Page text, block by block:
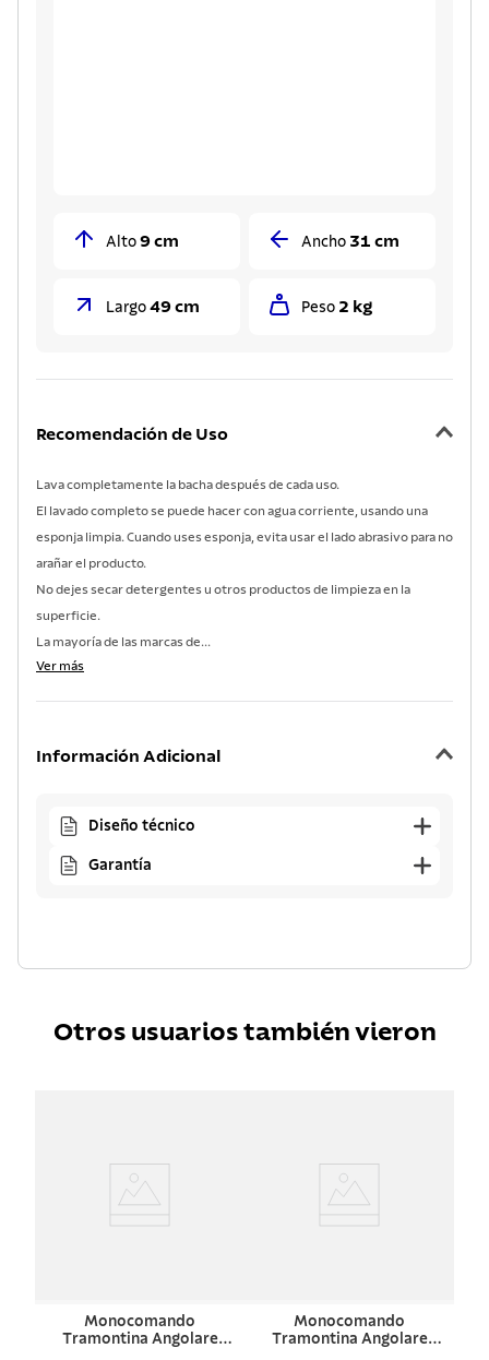
Alto 9 cm Ancho 31 cm
Largo 49 cm Peso 2 kg
Recomendación de Uso
Lava completamente la bacha después de cada uso.
El lavado completo se puede hacer con agua corriente, usando una
esponja limpia. Cuando uses esponja, evita usar el lado abrasivo para no
arañar el producto.
No dejes secar detergentes u otros productos de limpieza en la
superficie.
La mayoría de las marcas de...
Ver más
Información Adicional
Diseño técnico
Garantía
Otros usuarios también vieron
Monocomando
Tramontina Angolare
Monocomando
Tramontina Angolare